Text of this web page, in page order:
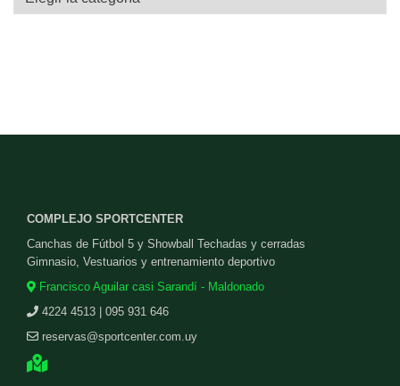
COMPLEJO SPORTCENTER
Canchas de Fútbol 5 y Showball Techadas y cerradas
Gimnasio, Vestuarios y entrenamiento deportivo
Francisco Aguilar casi Sarandí - Maldonado
4224 4513 | 095 931 646
reservas@sportcenter.com.uy